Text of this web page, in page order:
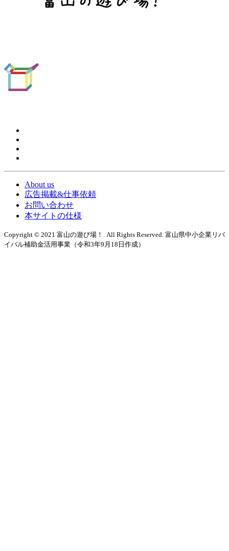
About us
広告掲載&仕事依頼
お問い合わせ
本サイトの仕様
Copyright © 2021 富山の遊び場！. All Rights Reserved. 富山県中小企業リバ
イバル補助金活用事業（令和3年9月18日作成）